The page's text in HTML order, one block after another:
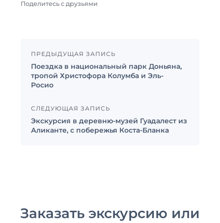
Поделитесь с друзьями
ПРЕДЫДУЩАЯ ЗАПИСЬ
Поездка в национальный парк Доньяна,
тропой Христофора Колумба и Эль-
Росио
СЛЕДУЮЩАЯ ЗАПИСЬ
Экскурсия в деревню-музей Гуадалест из
Аликанте, с побережья Коста-Бланка
Заказать экскурсию или